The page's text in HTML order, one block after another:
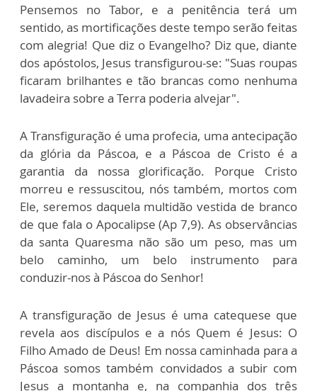
Pensemos no Tabor, e a penitência terá um
sentido, as mortificações deste tempo serão feitas
com alegria! Que diz o Evangelho? Diz que, diante
dos apóstolos, Jesus transfigurou-se: "Suas roupas
ficaram brilhantes e tão brancas como nenhuma
lavadeira sobre a Terra poderia alvejar".
A Transfiguração é uma profecia, uma antecipação
da glória da Páscoa, e a Páscoa de Cristo é a
garantia da nossa glorificação. Porque Cristo
morreu e ressuscitou, nós também, mortos com
Ele, seremos daquela multidão vestida de branco
de que fala o Apocalipse (Ap 7,9). As observâncias
da santa Quaresma não são um peso, mas um
belo caminho, um belo instrumento para
conduzir-nos à Páscoa do Senhor!
A transfiguração de Jesus é uma catequese que
revela aos discípulos e a nós Quem é Jesus: O
Filho Amado de Deus! Em nossa caminhada para a
Páscoa somos também convidados a subir com
Jesus a montanha e, na companhia dos três